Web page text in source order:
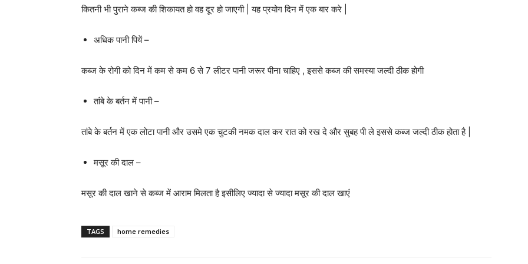
कितनी भी पुराने कब्ज की शिकायत हो वह दूर हो जाएगी | यह प्रयोग दिन में एक बार करे |
अधिक पानी पियें –
कब्ज के रोगी को दिन में कम से कम 6 से 7 लीटर पानी जरूर पीना चाहिए , इससे कब्ज की समस्या जल्दी ठीक होगी
तांबे के बर्तन में पानी –
तांबे के बर्तन में एक लोटा पानी और उसमे एक चुटकी नमक दाल कर रात को रख दे और सुबह पी ले इससे कब्ज जल्दी ठीक होता है |
मसूर की दाल –
मसूर की दाल खाने से कब्ज में आराम मिलता है इसीलिए ज्यादा से ज्यादा मसूर की दाल खाएं
TAGS home remedies